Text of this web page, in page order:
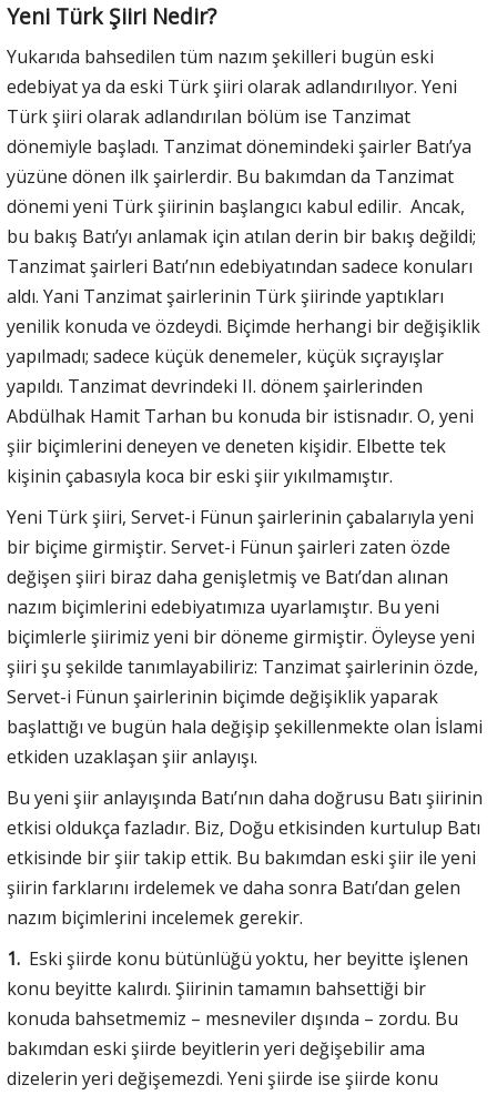
Yeni Türk Şiiri Nedir?
Yukarıda bahsedilen tüm nazım şekilleri bugün eski
edebiyat ya da eski Türk şiiri olarak adlandırılıyor. Yeni
Türk şiiri olarak adlandırılan bölüm ise Tanzimat
dönemiyle başladı. Tanzimat dönemindeki şairler Batı’ya
yüzüne dönen ilk şairlerdir. Bu bakımdan da Tanzimat
dönemi yeni Türk şiirinin başlangıcı kabul edilir. Ancak,
bu bakış Batı’yı anlamak için atılan derin bir bakış değildi;
Tanzimat şairleri Batı’nın edebiyatından sadece konuları
aldı. Yani Tanzimat şairlerinin Türk şiirinde yaptıkları
yenilik konuda ve özdeydi. Biçimde herhangi bir değişiklik
yapılmadı; sadece küçük denemeler, küçük sıçrayışlar
yapıldı. Tanzimat devrindeki II. dönem şairlerinden
Abdülhak Hamit Tarhan bu konuda bir istisnadır. O, yeni
şiir biçimlerini deneyen ve deneten kişidir. Elbette tek
kişinin çabasıyla koca bir eski şiir yıkılmamıştır.
Yeni Türk şiiri, Servet-i Fünun şairlerinin çabalarıyla yeni
bir biçime girmiştir. Servet-i Fünun şairleri zaten özde
değişen şiiri biraz daha genişletmiş ve Batı’dan alınan
nazım biçimlerini edebiyatımıza uyarlamıştır. Bu yeni
biçimlerle şiirimiz yeni bir döneme girmiştir. Öyleyse yeni
şiiri şu şekilde tanımlayabiliriz: Tanzimat şairlerinin özde,
Servet-i Fünun şairlerinin biçimde değişiklik yaparak
başlattığı ve bugün hala değişip şekillenmekte olan İslami
etkiden uzaklaşan şiir anlayışı.
Bu yeni şiir anlayışında Batı’nın daha doğrusu Batı şiirinin
etkisi oldukça fazladır. Biz, Doğu etkisinden kurtulup Batı
etkisinde bir şiir takip ettik. Bu bakımdan eski şiir ile yeni
şiirin farklarını irdelemek ve daha sonra Batı’dan gelen
nazım biçimlerini incelemek gerekir.
1. Eski şiirde konu bütünlüğü yoktu, her beyitte işlenen
konu beyitte kalırdı. Şiirinin tamamın bahsettiği bir
konuda bahsetmemiz – mesneviler dışında – zordu. Bu
bakımdan eski şiirde beyitlerin yeri değişebilir ama
dizelerin yeri değişemezdi. Yeni şiirde ise şiirde konu